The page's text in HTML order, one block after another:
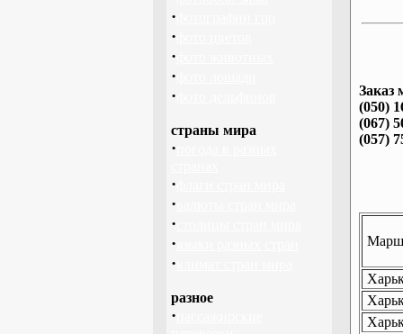
·
·
·
·
·
страны мира
·
·
·
·
·
·
разное
·
Заказ
(050)
(067)
(057)